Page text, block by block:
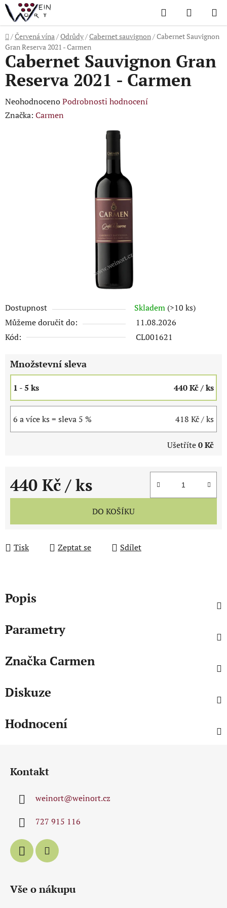
Přejít
na
obsah
Hledat
KOŠÍK
Domů
/Červená vína/Odrůdy/Cabernet sauvignon/Cabernet Sauvignon
Gran Reserva 2021 - Carmen
Dostupnost Skladem (>10 ks)
Můžeme doručit do:
11.08.2026
Kód:
CL001621
Množstevní sleva
1 - 5 ks 440 Kč/ ks
6 a více ks = sleva 5 % 418 Kč/ ks
Ušetříte0 Kč
440 Kč / ks
Měrná cena:
DO KOŠÍKU
Tisk Zeptat se Sdílet
Cabernet Sauvignon Gran
Reserva 2021 - Carmen
Průměrné
hodnocení
NeohodnocenoPodrobnosti hodnocení
Značka: Carmen
Popis
Parametry
Značka Carmen
Diskuze
Hodnocení
Kontakt
weinort@weinort.cz
727 915 116
Vše o nákupu